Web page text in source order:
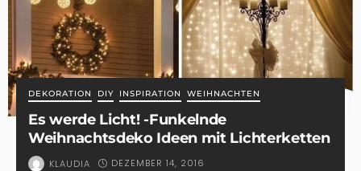
DEKORATION DIY INSPIRATION WEIHNACHTEN
Es werde Licht! -Funkelnde
Weihnachtsdeko Ideen mit Lichterketten
KLAUDIA DEZEMBER 14, 2016